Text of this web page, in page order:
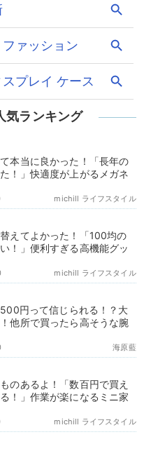
気ランキング
本当に良かった！「長年の
！」快適度が上がるメガネ
michill ライフスタイル
えてよかった！「100均の
！」便利すぎる高機能グッ
michill ライフスタイル
円って信じられる！？大
他所で買ったら高そうな腕
海原藍
のあるよ！「数百円で買え
！」作業が楽になるミニ家
michill ライフスタイル